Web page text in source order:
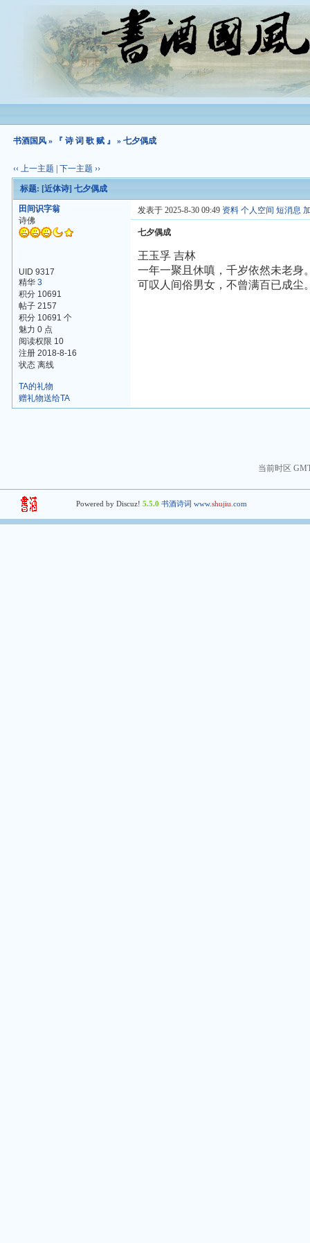
书酒国风 » 『 诗 词 歌 赋 』 » 七夕偶成
‹‹ 上一主题 |下一主题 ››
标题: [近体诗] 七夕偶成
田间识字翁
诗佛
UID 9317
精华3
积分 10691
帖子 2157
积分 10691 个
魅力 0 点
阅读权限 10
注册 2018-8-16
状态 离线
TA的礼物
赠礼物送给TA
发表于 2025-8-30 09:49 资料 个人空间 短消息
七夕偶成
王玉孚 吉林
一年一聚且休嗔，千岁依然未老身
可叹人间俗男女，不曾满百已成尘
当前时区
Powered by Discuz! 5.5.0 书酒诗词 www.shujiu .com